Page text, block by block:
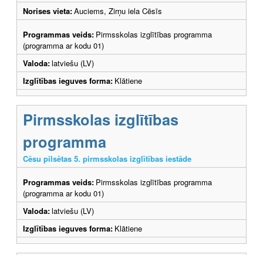
Norises vieta:Auciems, Zirņu iela Cēsīs
Programmas veids: Pirmsskolas izglītības programma
(programma ar kodu 01)
Valoda:latviešu (LV)
Izglītības ieguves forma: Klātiene
Pirmsskolas izglītības
programma
Cēsu pilsētas 5. pirmsskolas izglītības iestāde
Programmas veids: Pirmsskolas izglītības programma
(programma ar kodu 01)
Valoda:latviešu (LV)
Izglītības ieguves forma: Klātiene